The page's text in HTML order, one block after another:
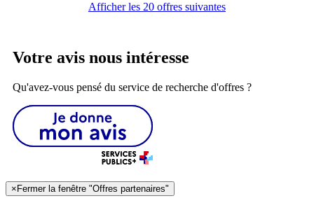
Afficher les 20 offres suivantes
Votre avis nous intéresse
Qu'avez-vous pensé du service de recherche d'offres ?
× Fermer la fenêtre "Offres partenaires"